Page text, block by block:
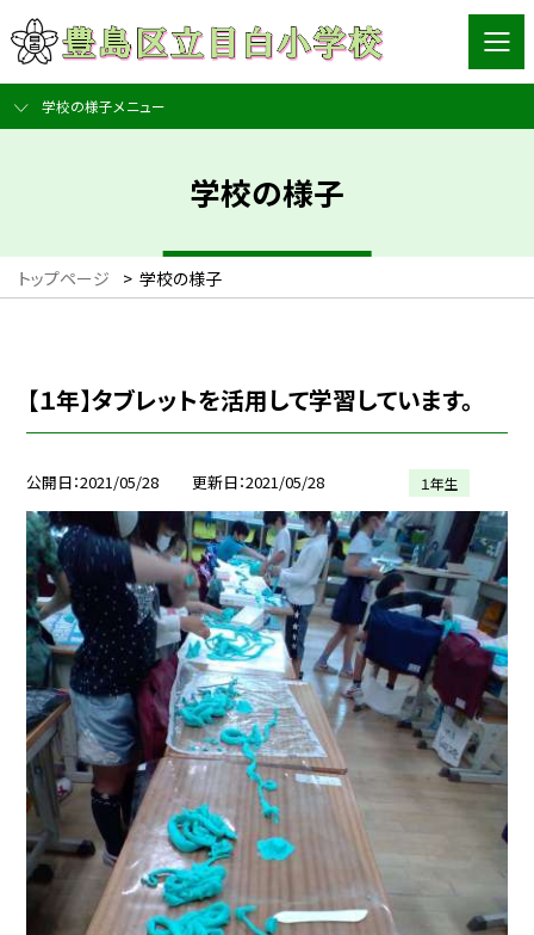
学校の様子メニュー
学校の様子
トップページ > 学校の様子
【１年】タブレットを活用して学習しています。
公開日 2021/05/28 更新日 2021/05/28 １年生